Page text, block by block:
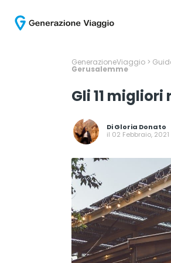
GenerazioneViaggio >
Gerusalemme
Gli 11
DiGloria Donato
il 02 Febbraio, 2021